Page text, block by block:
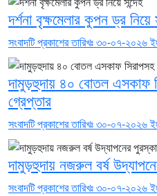
দর্শনা বৃক্ষমেলার কুপন ড্র নিয়ে
সংবাদটি প্রকাশের তারিখঃ ৩০-০৭-২০২৬
দামুড়হুদায় ৪০ বোতল এসকাফ
গ্রেপ্তার
সংবাদটি প্রকাশের তারিখঃ ৩০-০৭-২০২৬
দামুড়হুদায় নজরুল বর্ষ
সংবাদটি প্রকাশের তারিখঃ ৩০-০৭-২০২৬